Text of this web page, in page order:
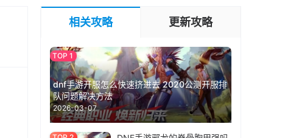
相关攻略 更新攻略
dnf手游开服怎么快速挤进去 2020公测开服排
队问题解决方法
2026-03-07